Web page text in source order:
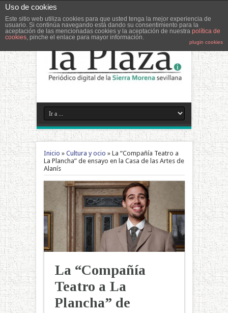
Uso de cookies
Este sitio web utiliza cookies para que usted tenga la mejor experiencia de
usuario. Si continúa navegando está dando su consentimiento para la
aceptación de las mencionadas cookies y la aceptación de nuestra política de
cookies, pinche el enlace para mayor información.
plugin cookies
Inicio » Cultura y ocio » La “Compañía Teatro a
La Plancha” de ensayo en la Casa de las Artes de
Alanís
La “Compañía
Teatro a La
Plancha” de